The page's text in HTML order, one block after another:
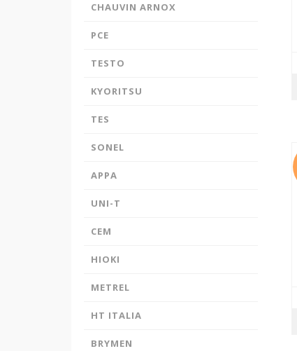
sistemine kayıtlıdır.
PayTRinternet alışverişlerinizde kredi
CHAUVIN ARNOX
PCE
TESTO
KYORITSU
TES
SONEL
APPA
UNI-T
CEM
HIOKI
METREL
HT ITALIA
BRYMEN